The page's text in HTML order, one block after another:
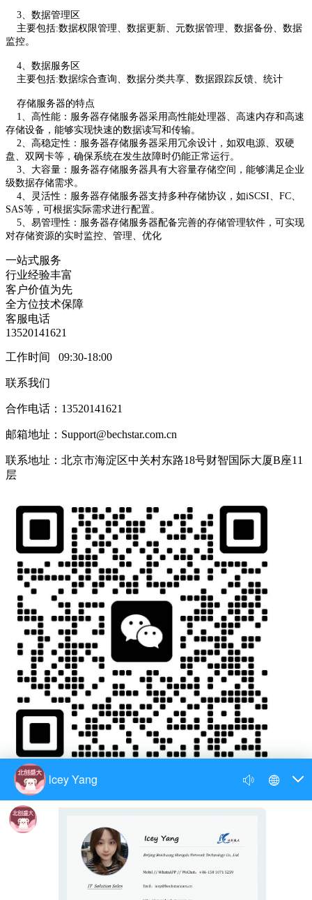
3、数据管理区
主要包括:数据权限管理、数据更新、元数据管理、数据备份、数据
监控。
4、数据服务区
主要包括:数据综合查询、数据分类共享、数据跟踪反馈、统计
存储服务器的特点
1、高性能：服务器存储服务器采用高性能处理器、高速内存和高速
存储设备，能够实现快速的数据读写和传输。
2、高稳定性：服务器存储服务器采用冗余设计，如双电源、双硬
盘、双网卡等，确保系统在发生故障时仍能正常运行。
3、大容量：服务器存储服务器具有大容量存储空间，能够满足企业
级数据存储需求。
4、灵活性：服务器存储服务器支持多种存储协议，如iSCSI、FC、
SAS等，可根据实际需求进行配置。
5、易管理性：服务器存储服务器配备完善的存储管理软件，可实现
对存储资源的实时监控、管理、优化
一站式服务
行业经验丰富
客户价值为先
全方位技术保障
客服电话
13520141621
工作时间 09:30-18:00
联系我们
合作电话：13520141621
邮箱地址：Support@bechstar.com.cn
联系地址：北京市海淀区中关村东路18号财智国际大厦B座11
层